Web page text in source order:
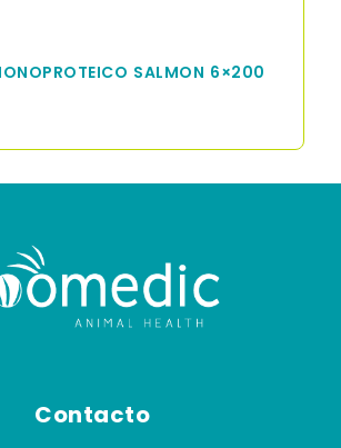
SALMON 6×200
Contacto